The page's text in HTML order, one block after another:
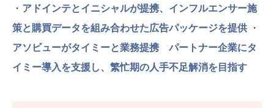
・ アドインテとイニシャルが提携、インフルエンサー施
策と購買データを組み合わせた広告パッケージを提供 ・
アソビューがタイミーと業務提携 パートナー企業にタ
イミー導入を支援し、繁忙期の人手不足解消を目指す